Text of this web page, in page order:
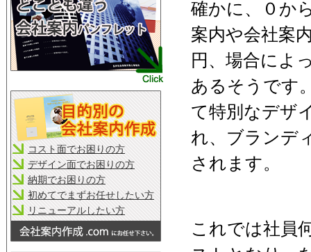
確かに、０か
案内や会社案
円、場合によ
あるそうです
て特別なデザ
れ、ブランデ
されます。
これでは社員
コスト面でお困りの方
デザイン面でお困りの方
納期でお困りの方
初めてでまずお任せしたい方
リニューアルしたい方